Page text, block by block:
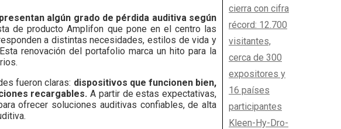
algún grado de pérdida auditiva según
de producto Amplifon que pone en el centro las
a distintas necesidades, estilos de vida y
Esta renovación del portafolio marca un hito para la
fueron claras: dispositivos que funcionen bien,
recargables.A partir de estas expectativas,
ofrecer soluciones auditivas confiables, de alta
cierra con cifra
récord: 12.700
visitantes,
cerca de 300
expositores y
16 países
participantes
Kleen-Hy-Dro-